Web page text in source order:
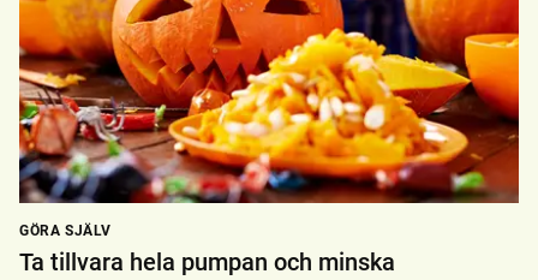
GÖRA SJÄLV
Ta tillvara hela pumpan och minska